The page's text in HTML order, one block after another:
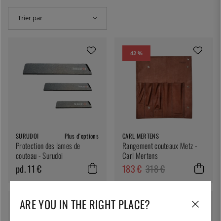
Trier par
SURUDOI Plus d'options
Protection des lames de
couteau - Surudoi
pd. 11 €
42 %
CARL MERTENS
Rangement couteaux Metz -
Carl Mertens
183 € 318 €
ARE YOU IN THE RIGHT PLACE?